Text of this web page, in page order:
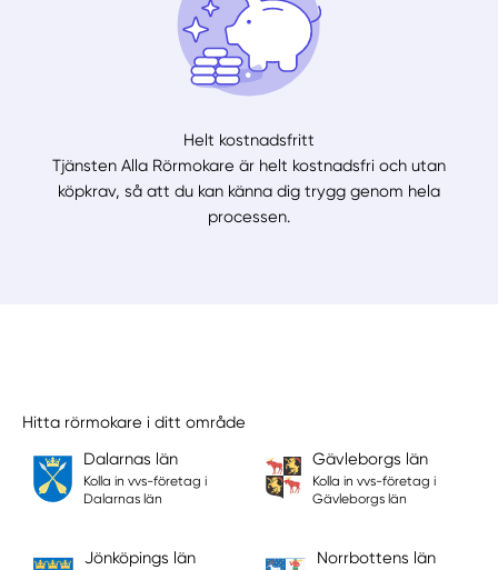
Helt kostnadsfritt
Tjänsten Alla Rörmokare är helt kostnadsfri och utan
köpkrav, så att du kan känna dig trygg genom hela
processen.
Hitta rörmokare i ditt område
Dalarnas län
Kolla in vvs-företag i
Dalarnas län
Gävleborgs län
Kolla in vvs-företag i
Gävleborgs län
Jönköpings län Norrbottens län